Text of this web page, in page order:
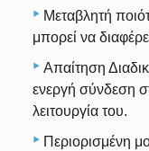
Μεταβλητή
μπορεί να
Απαίτηση
ενεργή σύνδεση
λειτουργία του.
Περιορισμένη